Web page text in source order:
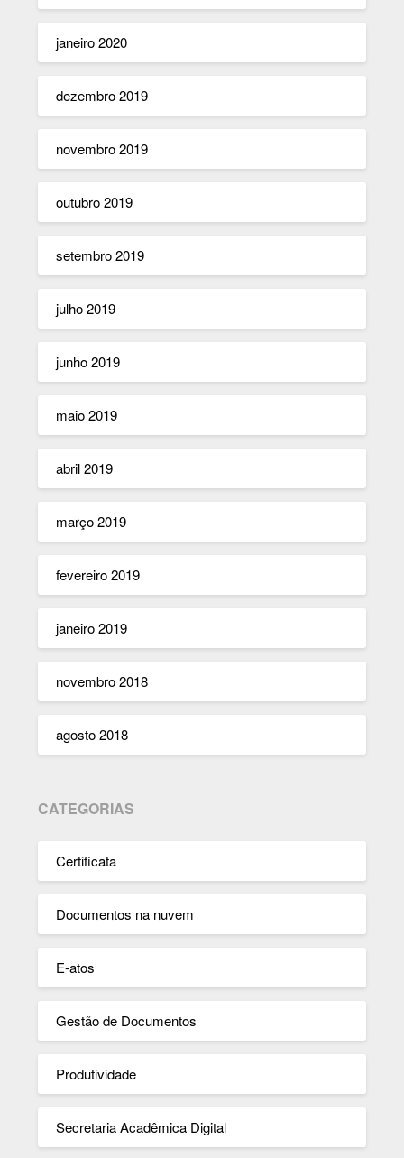
janeiro 2020
dezembro 2019
novembro 2019
outubro 2019
setembro 2019
julho 2019
junho 2019
maio 2019
abril 2019
março 2019
fevereiro 2019
janeiro 2019
novembro 2018
agosto 2018
CATEGORIAS
Certificata
Documentos na nuvem
E-atos
Gestão de Documentos
Produtividade
Secretaria Acadêmica Digital